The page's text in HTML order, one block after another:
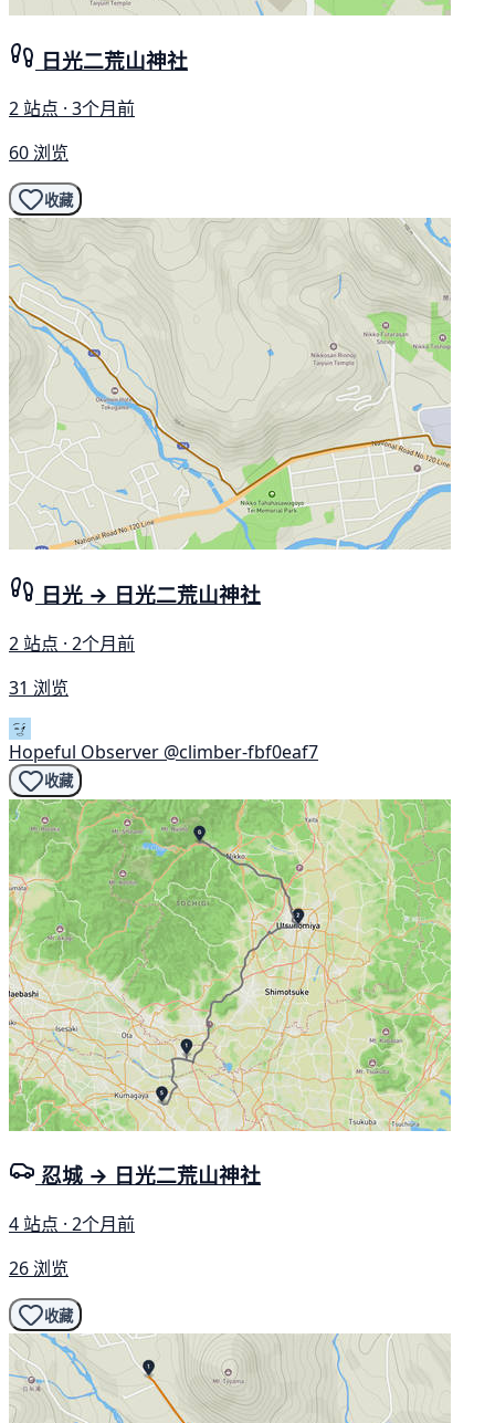
日光二荒山神社
2 站点 · 3个月前
60 浏览
收藏
日光 → 日光二荒山神社
2 站点 · 2个月前
31 浏览
Hopeful Observer @climber-fbf0eaf7
收藏
忍城 → 日光二荒山神社
4 站点 · 2个月前
26 浏览
收藏